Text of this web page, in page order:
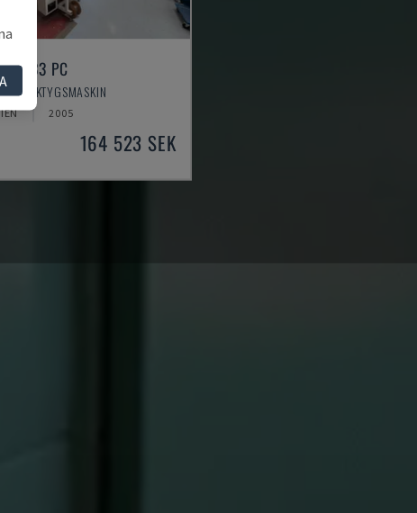
333 PC
- VERKTYGSMASKIN
2005
164 523 SEK